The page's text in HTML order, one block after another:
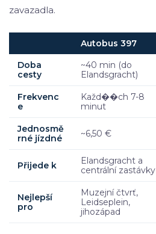
zavazadla.
Autobus 397
Doba
cesty
~40 min (do
Elandsgracht)
Frekvenc
e
Každ��ch 7-8
minut
Jednosmě
rné jízdné
~6,50 €
Přijede k
Elandsgracht a
centrální zastávky
Nejlepší
pro
Muzejní čtvrť,
Leidseplein,
jihozápad